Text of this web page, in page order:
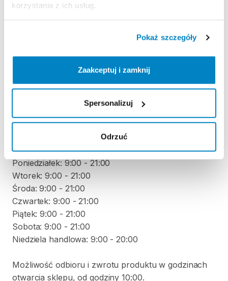
korzystania z ich usług.
Pokaż szczegóły
Zaakceptuj i zamknij
Spersonalizuj
Odrzuć
Poniedziałek: 9:00 - 21:00
Wtorek: 9:00 - 21:00
Środa: 9:00 - 21:00
Czwartek: 9:00 - 21:00
Piątek: 9:00 - 21:00
Sobota: 9:00 - 21:00
Niedziela handlowa: 9:00 - 20:00
Możliwość odbioru i zwrotu produktu w godzinach
otwarcia sklepu, od godziny 10:00.